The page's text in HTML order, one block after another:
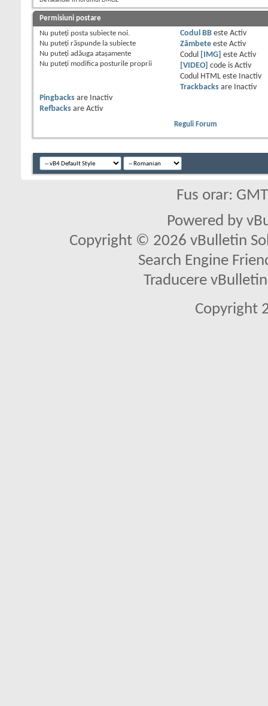
Permisiuni postare
Nu puteţi posta subiecte noi.
Nu puteţi răspunde la subiecte
Nu puteţi adăuga ataşamente
Nu puteţi modifica posturile proprii
Codul BBeste Activ
Zâmbeteeste Activ
Codul
[IMG] este Activ
[VIDEO] code is Activ
Codul HTML este
Inactiv
Trackbacksare
Inactiv
Pingbacks are
Inactiv
Refbacks are Activ
Reguli Forum
Fus orar:
Powered by
Copyright © 2026 vBulletin
Search Engine
Traducere
Copyright